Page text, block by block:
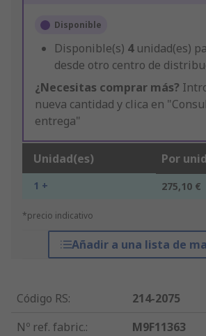
Disponible
Disponible(s) 4 unidad(es)
desde otro centro de
¿Necesitas comprar más?
nueva cantidad y clica en
entrega"
Unidad(es) Por
1 + 275,10 €
*precio indicativo
Añadir a una lista de
Código RS:
214-2075
Nº ref. fabric.:
M9F11363